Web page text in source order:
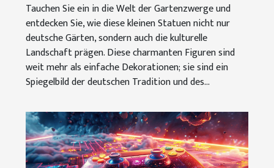
Tauchen Sie ein in die Welt der Gartenzwerge und
entdecken Sie, wie diese kleinen Statuen nicht nur
deutsche Gärten, sondern auch die kulturelle
Landschaft prägen. Diese charmanten Figuren sind
weit mehr als einfache Dekorationen; sie sind ein
Spiegelbild der deutschen Tradition und des...